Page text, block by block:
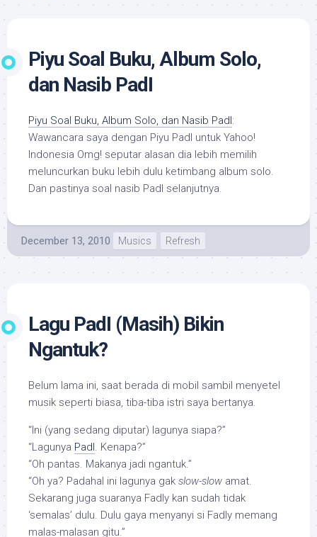
Piyu Soal Buku, Album Solo,
dan Nasib PadI
Piyu Soal Buku, Album Solo, dan Nasib PadI:
Wawancara saya dengan Piyu PadI untuk Yahoo!
Indonesia Omg! seputar alasan dia lebih memilih
meluncurkan buku lebih dulu ketimbang album solo.
Dan pastinya soal nasib PadI selanjutnya.
December 13, 2010 Musics Refresh
Lagu PadI (Masih) Bikin
Ngantuk?
Belum lama ini, saat berada di mobil sambil menyetel
musik seperti biasa, tiba-tiba istri saya bertanya.
“Ini (yang sedang diputar) lagunya siapa?”
“Lagunya PadI. Kenapa?”
“Oh pantas. Makanya jadi ngantuk.”
“Oh ya? Padahal ini lagunya gak slow-slow amat.
Sekarang juga suaranya Fadly kan sudah tidak
‘semalas’ dulu. Dulu gaya menyanyi si Fadly memang
malas-malasan gitu.”